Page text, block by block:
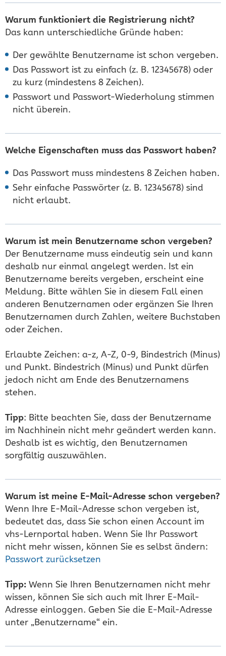
Warum funktioniert die Registrierung nicht?
Das kann unterschiedliche Gründe haben:
Der gewählte Benutzername ist schon vergeben.
Das Passwort ist zu einfach (z. B. 12345678) oder
zu kurz (mindestens 8 Zeichen).
Passwort und Passwort-Wiederholung stimmen
nicht überein.
Welche Eigenschaften muss das Passwort haben?
Das Passwort muss mindestens 8 Zeichen haben.
Sehr einfache Passwörter (z. B. 12345678) sind
nicht erlaubt.
Warum ist mein Benutzername schon vergeben?
Der Benutzername muss eindeutig sein und kann
deshalb nur einmal angelegt werden. Ist ein
Benutzername bereits vergeben, erscheint eine
Meldung. Bitte wählen Sie in diesem Fall einen
anderen Benutzernamen oder ergänzen Sie Ihren
Benutzernamen durch Zahlen, weitere Buchstaben
oder Zeichen.
Erlaubte Zeichen: a-z, A-Z, 0-9, Bindestrich (Minus)
und Punkt. Bindestrich (Minus) und Punkt dürfen
jedoch nicht am Ende des Benutzernamens
stehen.
Tipp: Bitte beachten Sie, dass der Benutzername
im Nachhinein nicht mehr geändert werden kann.
Deshalb ist es wichtig, den Benutzernamen
sorgfältig auszuwählen.
Warum ist meine E-Mail-Adresse schon vergeben?
Wenn Ihre E-Mail-Adresse schon vergeben ist,
bedeutet das, dass Sie schon einen Account im
vhs-Lernportal haben. Wenn Sie Ihr Passwort
nicht mehr wissen, können Sie es selbst ändern:
Passwort zurücksetzen
Tipp: Wenn Sie Ihren Benutzernamen nicht mehr
wissen, können Sie sich auch mit Ihrer E-Mail-
Adresse einloggen. Geben Sie die E-Mail-Adresse
unter „Benutzername“ ein.